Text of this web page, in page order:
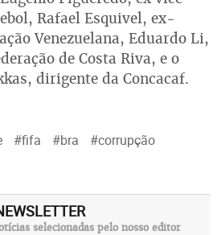
Rafael Esquivel, ex-
Venezuelana, Eduardo Li,
de Costa Riva, e o
dirigente da Concacaf.
#fifa #bra #corrupção
selecionadas pelo nosso editor